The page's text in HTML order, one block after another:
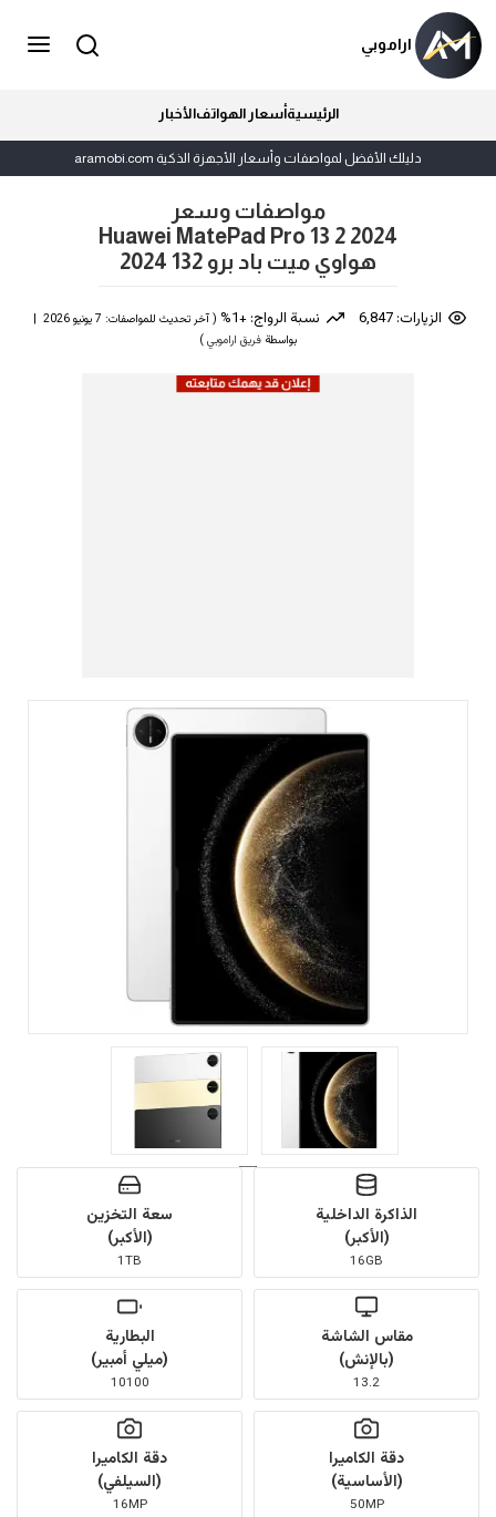
اراموبي
الرئيسيةأسعار الهواتفالأخبار
دليلك الأفضل لمواصفات وأسعار الأجهزة الذكية aramobi.com
مواصفات وسعر
Huawei MatePad Pro 13 2 2024
هواوي ميت باد برو 132 2024
الزيارات: 6,847 نسبة الرواج: +1%
( آخر تحديث للمواصفات: 7 يونيو 2026 |
بواسطة فريق اراموبي)
الذاكرة الداخلية
(الأكبر)
16GB
سعة التخزين
(الأكبر)
1TB
مقاس الشاشة
(بالإنش)
13.2
البطارية
(ميلي أمبير)
10100
دقة الكاميرا
(الأساسية)
50MP
دقة الكاميرا
(السيلفي)
16MP